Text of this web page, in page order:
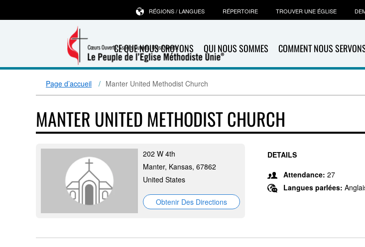
CE QUE NOUS CROYONS QUI NOUS SOMMES COMMENT NOUS
RÉGIONS / LANGUES RÉPERTOIRE TROUVER UNE ÉGLISE
Page d’accueil Manter United Methodist Church
MANTER UNITED METHODIST CHURCH
202 W 4th
Manter, Kansas, 67862
United States
Obtenir Des Directions
DETAILS
Attendance: 27
Langues parlées: